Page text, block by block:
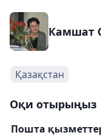
Камшат
Қазақстан
Оқи отырыңыз
Пошта